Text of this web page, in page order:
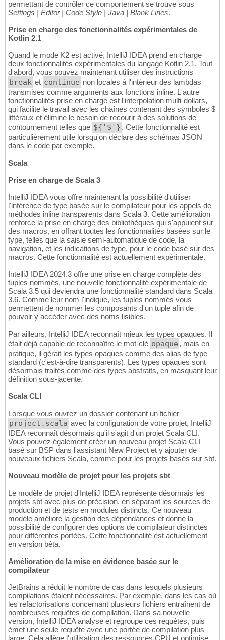
permettant de contrôler ce comportement se trouve sous
Settings | Editor | Code Style | Java | Blank Lines.
Prise en charge des fonctionnalités expérimentales de
Kotlin 2.1
Quand le mode K2 est activé, IntelliJ IDEA prend en charge
deux fonctionnalités expérimentales du langage Kotlin 2.1. Tout
d'abord, vous pouvez maintenant utiliser des instructions
break et continue non locales à l'intérieur des lambdas
transmises comme arguments aux fonctions inline. L'autre
fonctionnalités prise en charge est l'interpolation multi-dollars,
qui facilite le travail avec les chaînes contenant des symboles $
littéraux et élimine le besoin de recourir à des solutions de
contournement telles que ${'$'} . Cette fonctionnalité est
particulièrement utile lorsqu'on déclare des schémas JSON
dans le code par exemple.
Scala
Prise en charge de Scala 3
IntelliJ IDEA vous offre maintenant la possibilité d'utiliser
l'inférence de type basée sur le compilateur pour les appels de
méthodes inline transparents dans Scala 3. Cette amélioration
renforce la prise en charge des bibliothèques qui s'appuient sur
des macros, en offrant toutes les fonctionnalités basées sur le
type, telles que la saisie semi-automatique de code, la
navigation, et les indications de type, pour le code basé sur des
macros. Cette fonctionnalité est actuellement expérimentale.
IntelliJ IDEA 2024.3 offre une prise en charge complète des
tuples nommés, une nouvelle fonctionnalité expérimentale de
Scala 3.5 qui deviendra une fonctionnalité standard dans Scala
3.6. Comme leur nom l'indique, les tuples nommés vous
permettent de nommer les composants d'un tuple afin de
pouvoir y accéder avec des noms lisibles.
Par ailleurs, IntelliJ IDEA reconnaît mieux les types opaques. Il
était déjà capable de reconnaître le mot-clé opaque , mais en
pratique, il gérait les types opaques comme des alias de type
standard (c'est-à-dire transparents). Les types opaques sont
désormais traités comme des types abstraits, en masquant leur
définition sous-jacente.
Scala CLI
Lorsque vous ouvrez un dossier contenant un fichier
project.scala avec la configuration de votre projet, IntelliJ
IDEA reconnaît désormais qu'il s'agit d'un projet Scala CLI.
Vous pouvez également créer un nouveau projet Scala CLI
basé sur BSP dans l'assistant New Project et y ajouter de
nouveaux fichiers Scala, comme pour les projets basés sur sbt.
Nouveau modèle de projet pour les projets sbt
Le modèle de projet d'IntelliJ IDEA représente désormais les
projets sbt avec plus de précision, en séparant les sources de
production et de tests en modules distincts. Ce nouveau
modèle améliore la gestion des dépendances et donne la
possibilité de configurer des options de compilateur distinctes
pour différentes portées. Cette fonctionnalité est actuellement
en version bêta.
Amélioration de la mise en évidence basée sur le
compilateur
JetBrains a réduit le nombre de cas dans lesquels plusieurs
compilations étaient nécessaires. Par exemple, dans les cas où
les refactorisations concernant plusieurs fichiers entraînent de
nombreuses requêtes de compilation. Dans sa nouvelle
version, IntelliJ IDEA analyse et regroupe ces requêtes, puis
émet une seule requête avec une portée de compilation plus
large. Cela allège l'utilisation des ressources CPU et optimise